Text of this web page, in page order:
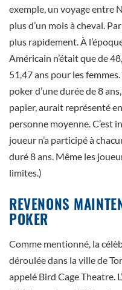
exemple, un voyage entre
plus d’un mois à cheval.
plus rapidement. À
Américain n’était que de
51,47 ans pour les
poker d’une durée de 8
papier, aurait représenté
personne moyenne. C’est
joueur n’a participé à
duré 8 ans. Même les
limites.)
REVENONS
POKER
Comme mentionné, la
déroulée dans la ville de
appelé Bird Cage Theatre.